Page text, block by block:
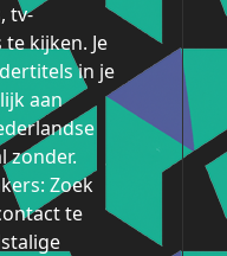
tv-
kijken. Je
in je
aan
zonder.
Zoek
te